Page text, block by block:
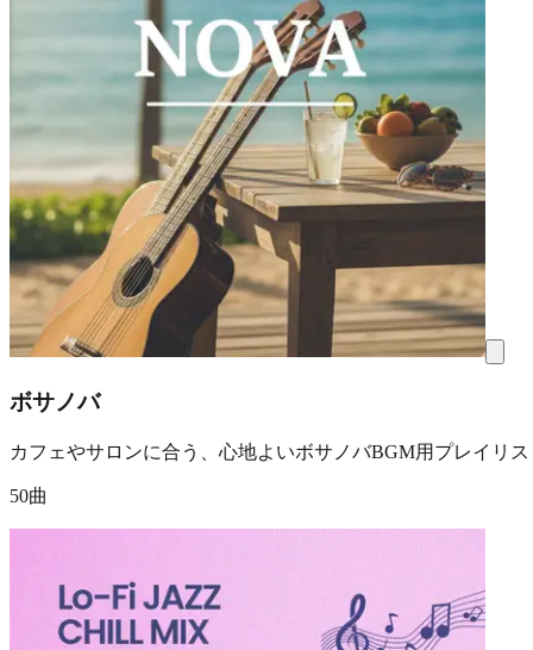
ボサノバ
カフェやサロンに合う、心地よいボサノバBGM用プレイリ
50曲